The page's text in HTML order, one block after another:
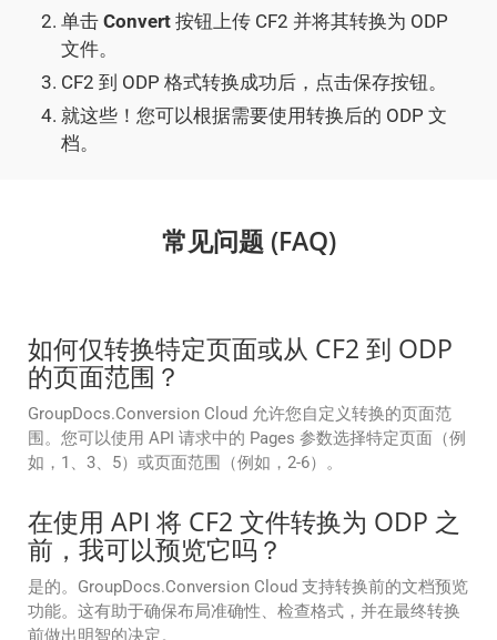
单击 Convert 按钮上传 CF2 并将其转换为 ODP
文件。
CF2 到 ODP 格式转换成功后，点击保存按钮。
就这些！您可以根据需要使用转换后的 ODP 文
档。
常见问题 (FAQ)
如何仅转换特定页面或从 CF2 到 ODP
的页面范围？
GroupDocs.Conversion Cloud 允许您自定义转换的页面范
围。您可以使用 API 请求中的 Pages 参数选择特定页面（例
如，1、3、5）或页面范围（例如，2-6）。
在使用 API 将 CF2 文件转换为 ODP 之
前，我可以预览它吗？
是的。GroupDocs.Conversion Cloud 支持转换前的文档预览
功能。这有助于确保布局准确性、检查格式，并在最终转换
前做出明智的决定。